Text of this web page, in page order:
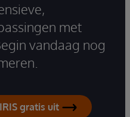
met
vandaag nog
gratis uit